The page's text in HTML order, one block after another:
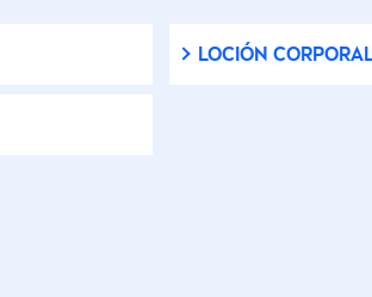
LOCIÓN